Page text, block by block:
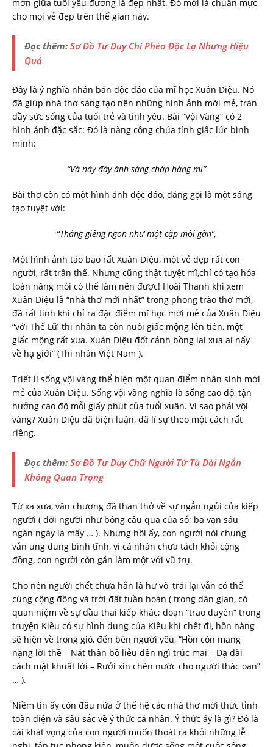
mởn giữa tuổi yêu đương là đẹp nhất. Đó mới là chuẩn mực
cho mọi vẻ đẹp trên thế gian này.
Đọc thêm: Sơ Đồ Tư Duy Chí Phèo Độc Lạ Nhưng Hiệu
Quả
Đây là ý nghĩa nhân bản độc đáo của mĩ học Xuân Diệu. Nó
đã giúp nhà thơ sáng tạo nên những hình ảnh mới mẻ, tràn
đầy sức sống của tuổi trẻ và tình yêu. Bài “Vội Vàng” có 2
hình ảnh đặc sắc: Đó là nàng công chúa tỉnh giấc lúc bình
minh:
“Và này đây ánh sáng chớp hàng mi”
Bài thơ còn có một hình ảnh độc đáo, đáng gọi là một sáng
tạo tuyệt vời:
“Tháng giêng ngon như một cặp môi gần”,
Một hình ảnh táo bạo rất Xuân Diệu, một vẻ đẹp rất con
người, rất trần thế. Nhưng cũng thật tuyệt mĩ,chỉ có tạo hóa
toàn năng mói có thể làm nên được! Hoài Thanh khi xem
Xuân Diệu là “nhà thơ mới nhất” trong phong trào thơ mới,
đã rất tinh khi chỉ ra đặc điểm mĩ học mới mẻ của Xuân Diệu
“với Thế Lữ, thi nhân ta còn nuôi giấc mộng lên tiên, một
giấc mộng rất xưa. Xuân Diệu đốt cảnh bồng lai xua ai nấy
về hạ giới” (Thi nhân Việt Nam ).
Triết lí sống vội vàng thể hiện một quan điểm nhân sinh mới
mẻ của Xuân Diệu. Sống vội vàng nghĩa là sống cao độ, tận
hưởng cao độ mỗi giấy phút của tuổi xuân. Vì sao phải vội
vàng? Xuân Diệu đã biện luận, đã lí sự theo một cách rất
riêng.
Đọc thêm: Sơ Đồ Tư Duy Chữ Người Tử Tù Dài Ngắn
Không Quan Trọng
Từ xa xưa, văn chương đã than thở về sự ngắn ngủi của kiếp
người ( đời người như bóng câu qua của sổ; ba vạn sáu
ngàn ngày là mấy … ). Nhưng hồi ấy, con người nói chung
vẫn ung dung bình tĩnh, vì cá nhân chưa tách khỏi cộng
đồng, con người còn gắn làm một với vũ trụ.
Cho nên người chết chưa hẳn là hư vô, trái lại vẫn có thể
cùng cộng đồng và trời đất tuần hoàn ( trong dân gian, có
quan niệm về sự đầu thai kiếp khác; đoạn “trao duyên” trong
truyện Kiều có sự hình dung của Kiều khi chết đi, hồn nàng
sẽ hiện về trong gió, đến bên người yêu, “Hồn còn mang
nặng lời thề – Nát thân bồ liễu đền ngì trúc mai – Dạ đài
cách mặt khuất lời – Rưởi xin chén nước cho người thác oan”
… ).
Niềm tin ấy còn đâu nữa ở thế hệ các nhà thơ mới thức tỉnh
toàn diện và sâu sắc về ý thức cá nhân. Ý thức ấy là gì? Đó là
cái khát vọng của con người muốn thoát ra khỏi những lễ